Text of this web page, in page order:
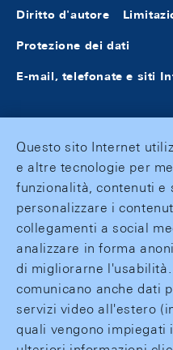
Diritto d'autore
Protezione dei dati
E-mail, telefonate e siti
Questo sito Internet
e altre tecnologie per
funzionalità, contenuti e
personalizzare i
collegamenti a social
analizzare in forma
di migliorarne
comunicano anche dati
servizi video all'estero
quali vengono impiegati